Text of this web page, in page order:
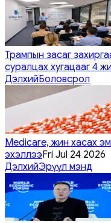
Трампын засаг
суралцах хугацааг 4
ДэлхийБоловсрол
Medicare, жин хасах
эхэллээFri Jul 24 2026
ДэлхийЭрүүл мэнд